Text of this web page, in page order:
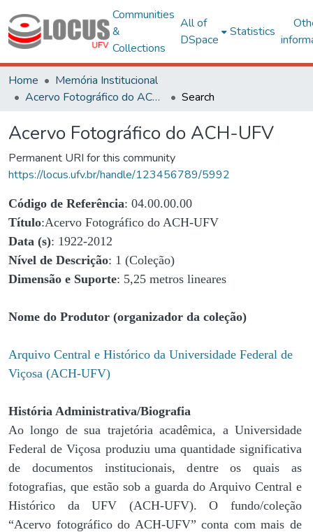
Communities
&
Collections
All of
DSpace
Statistics
Home
Memória Institucional
Acervo Fotográfico do ACH-UFV
Search
Acervo Fotográfico do ACH-UFV
Permanent URI for this community
https://locus.ufv.br/handle/123456789/5992
Código de Referência: 04.00.00.00
Título:Acervo Fotográfico do ACH-UFV
Data (s): 1922-2012
Nível de Descrição: 1 (Coleção)
Dimensão e Suporte: 5,25 metros lineares
Nome do Produtor (organizador da coleção)
Arquivo Central e Histórico da Universidade Federal de
Viçosa (ACH-UFV)
História Administrativa/Biografia
Ao longo de sua trajetória acadêmica, a Universidade
Federal de Viçosa produziu uma quantidade significativa
de documentos institucionais, dentre os quais as
fotografias, que estão sob a guarda do Arquivo Central e
Histórico da UFV (ACH-UFV). O fundo/coleção
“Acervo fotográfico do ACH-UFV” conta com mais de